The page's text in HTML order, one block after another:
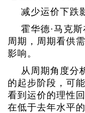
减少运价下跌
霍华德·马克
周期，周期看供
影响。
从周期角度分
的起步阶段，可
看到运价的理性
在低于去年水平的